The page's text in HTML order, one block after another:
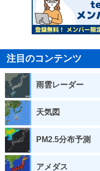
注目のコンテンツ
雨雲レーダー
天気図
PM2.5分布予測
アメダス